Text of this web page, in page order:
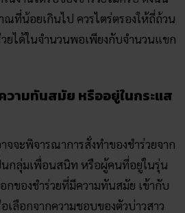
ยได้ในจำนวนพอเพียงกับจำนวนแขก
ามทันสมัย หรืออยู่ในกระแส
จะพิจารณาการสั่งทำของชำร่วยจาก
กลุ่มเพื่อนสนิท หรือผู้คนที่อยู่ในรุ่น
อกของชำร่วยที่มีความทันสมัย เข้ากับ
ลือกจากความชอบของตัวบ่าวสาว
ดงแทนความรู้สึกของบ่าวสาวได้